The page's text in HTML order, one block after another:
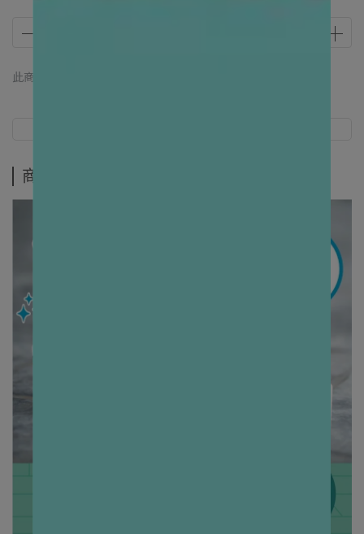
此商品 「 最高 」可以折抵紅利
商品介紹